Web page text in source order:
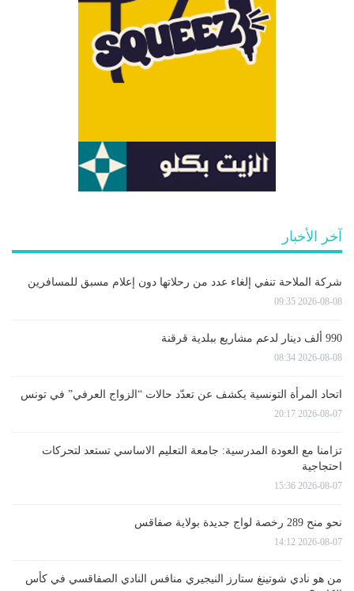
آخر الأخبار
شركة الملاحة تنفي إلغاء عدد من رحلاتها دون إعلام مسبق للمسافرين
2026-08-08 09:35
990 ألف دينار لدعم مشاريع ببلدية قرقنة
2026-08-08 08:34
اتحاد المرأة التونسية يكشف عن تعدّد حالات “الزواج العرفي” في تونس
2026-08-07 20:17
تزامنا مع العودة المدرسية: جامعة التعليم الاساسي تستعد لتحركات
احتجاجية
2026-08-07 15:36
نحو منح 289 رخصة لواج جديدة بولاية صفاقس
2026-08-07 14:12
من هو نادي شوتينغ ستارز النيجيري منافس النادي الصفاقسي في كأس